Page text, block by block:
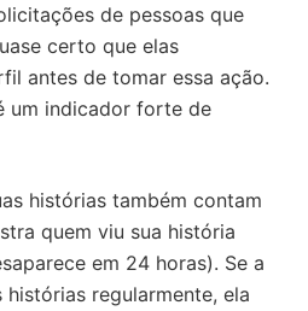
de pessoas que
certo que elas
antes de tomar essa ação.
um indicador forte de
histórias também contam
quem viu sua história
em 24 horas). Se a
histórias regularmente, ela